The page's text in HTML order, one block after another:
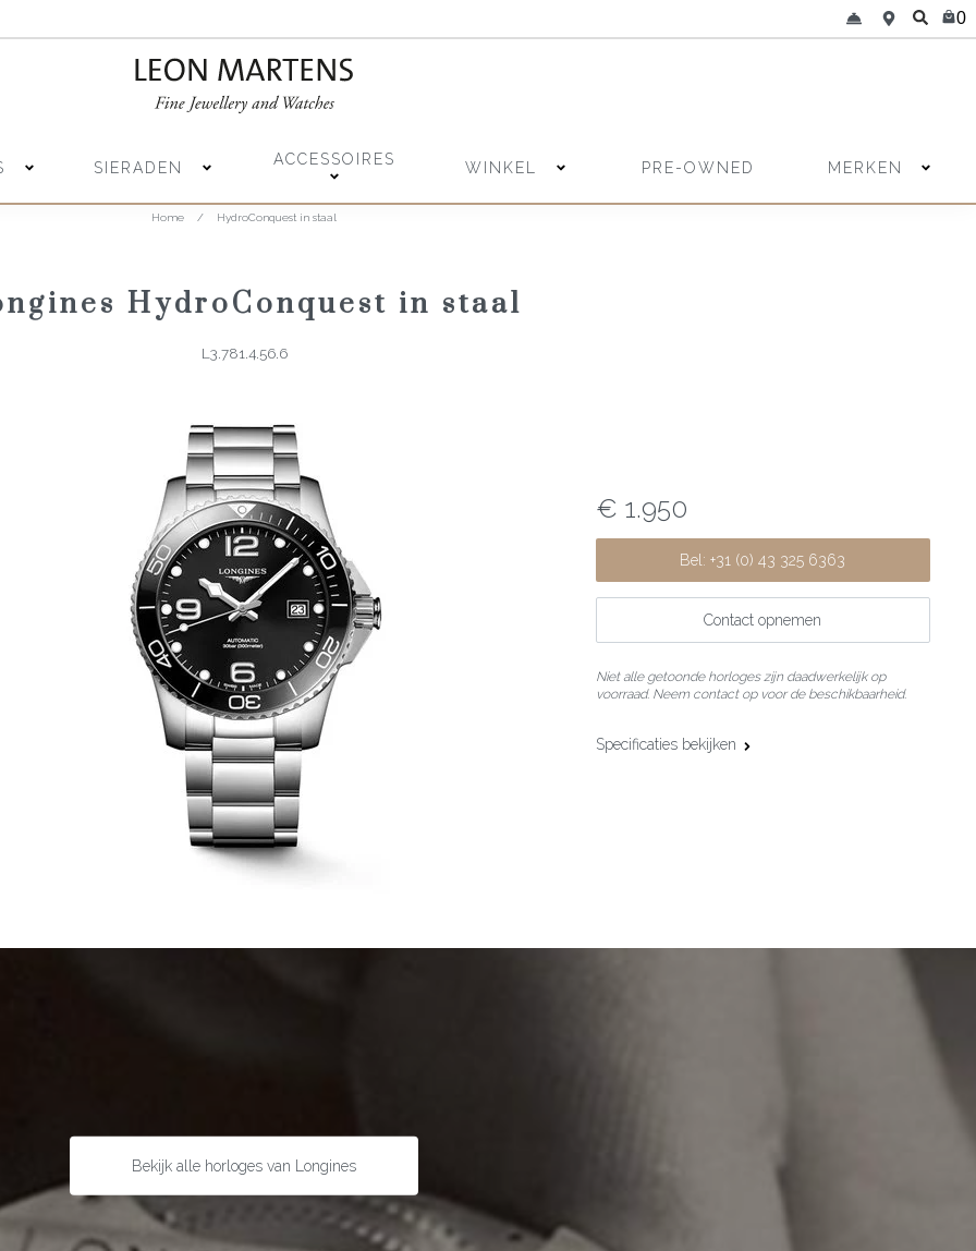
0
SIERADEN ACCESSOIRES WINKEL PRE-OWNED MERKEN
Home / HydroConquest in staal
HydroConquest in staal
L3.781.4.56.6
€ 1.950
Bel: +31 (0) 43 325 6363
Contact opnemen
Niet alle getoonde horloges zijn daadwerkelijk op
voorraad. Neem contact op voor de beschikbaarheid.
Specificaties bekijken
Bandmateriaal:
Staal
Bekijk alle horloges van Longines